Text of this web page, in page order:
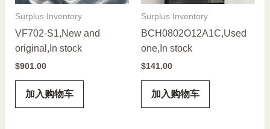
Surplus Inventory
VF702-S1,New and
original,In stock
$901.00
加入购物车
Surplus Inventory
BCH0802O12A1C,Used
one,In stock
$141.00
加入购物车